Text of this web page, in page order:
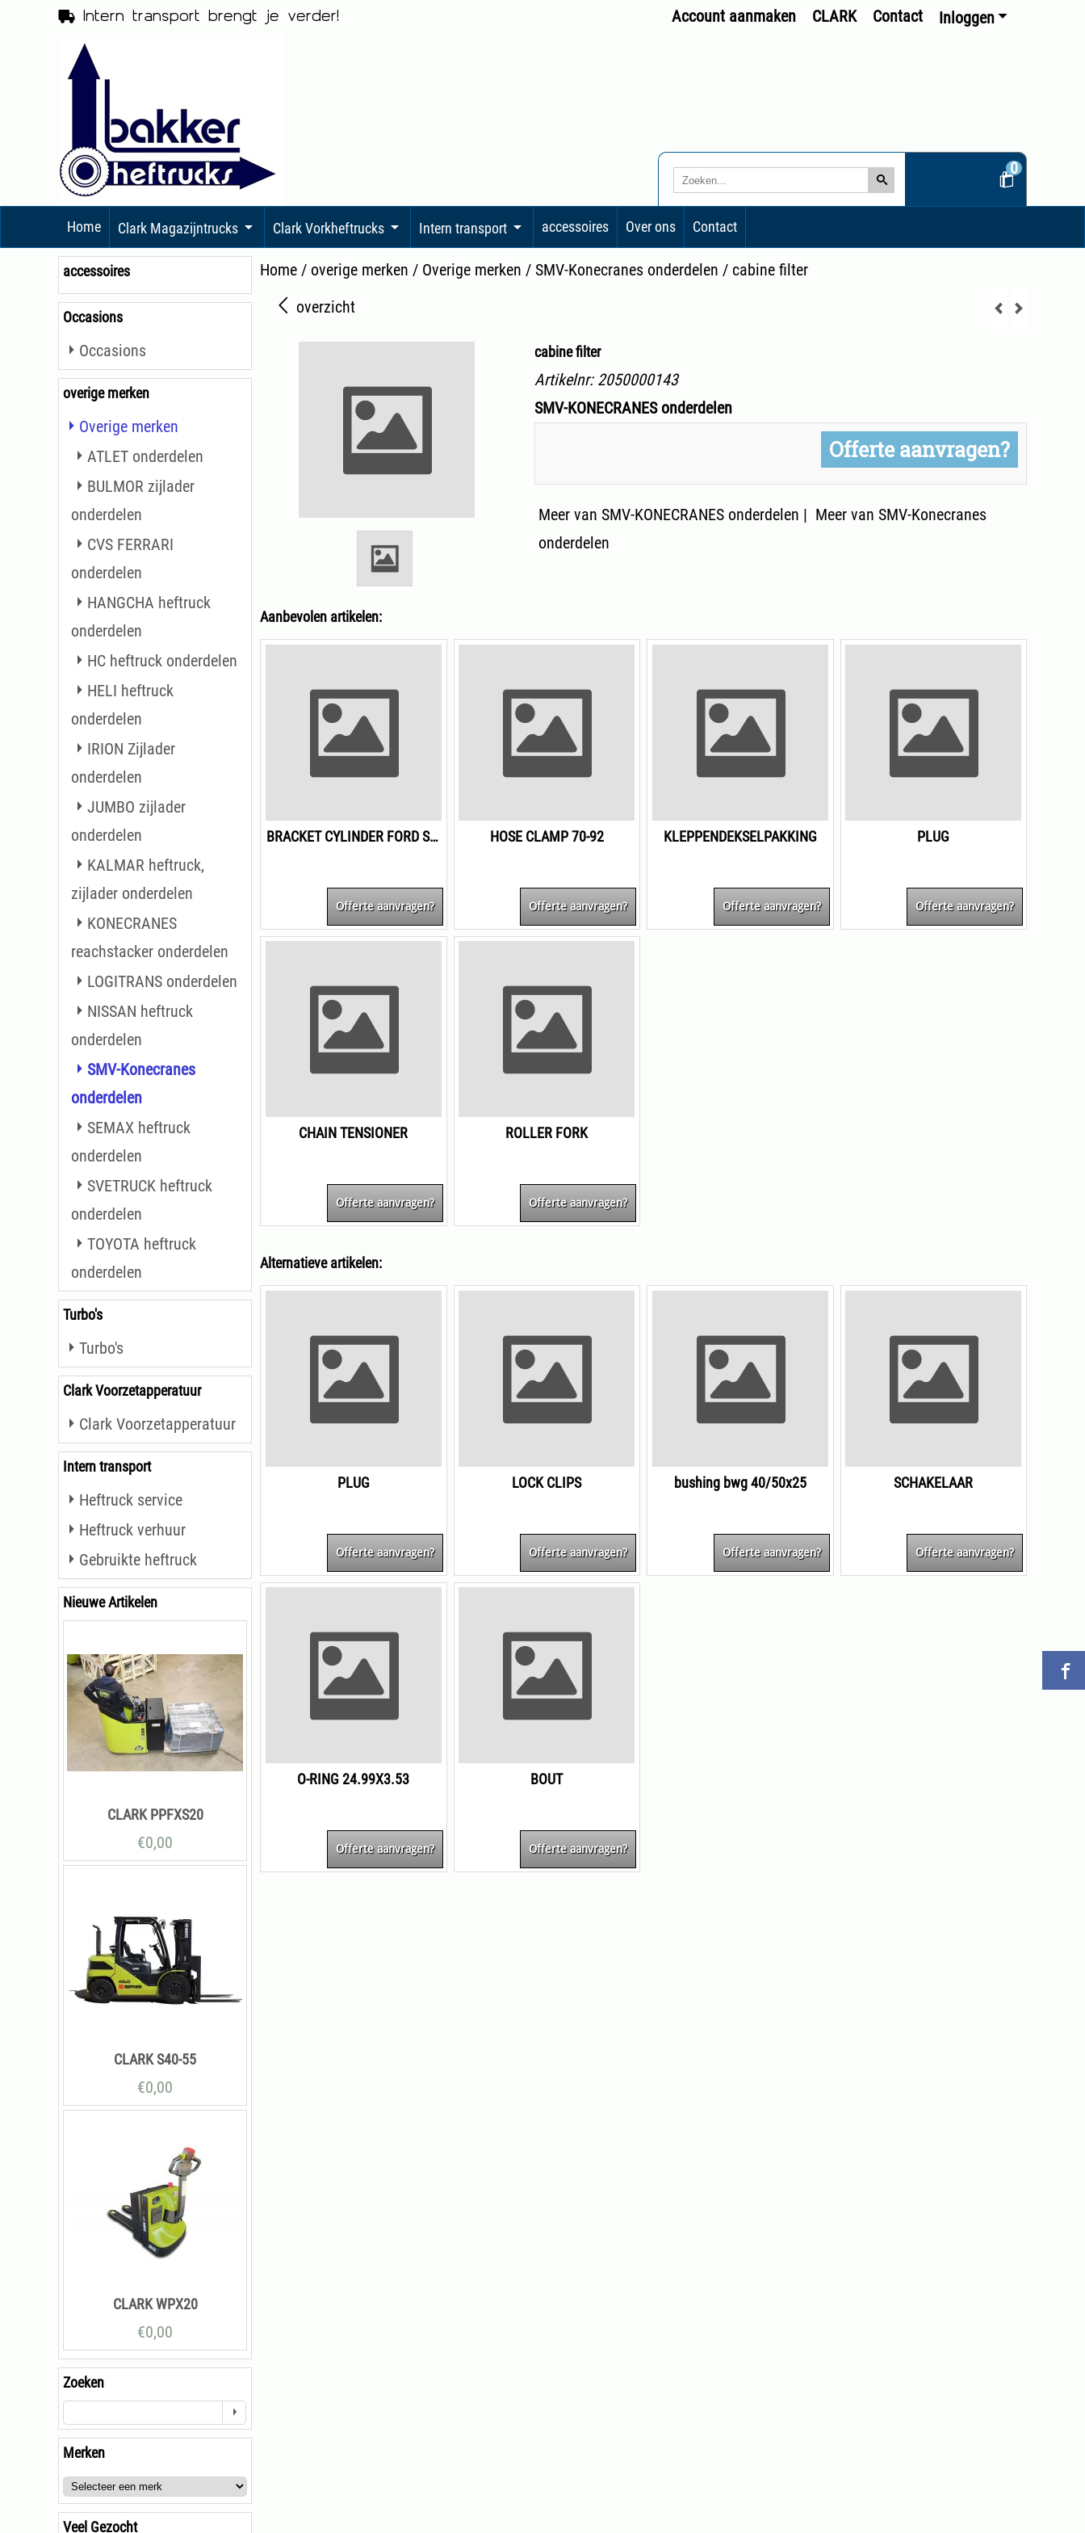
Intern transport brengt je verder! Inloggen
Account aanmaken CLARK Contact
0
Home Clark Magazijntrucks Clark Vorkheftrucks Intern transport accessoires Over ons Contact
accessoires
Occasions
Occasions
overige merken
Overige merken
ATLET onderdelen
BULMOR zijlader
onderdelen
CVS FERRARI
onderdelen
HANGCHA heftruck
onderdelen
HC heftruck onderdelen
HELI heftruck
onderdelen
IRION Zijlader
onderdelen
JUMBO zijlader
onderdelen
KALMAR heftruck,
zijlader onderdelen
KONECRANES
reachstacker onderdelen
LOGITRANS onderdelen
NISSAN heftruck
onderdelen
SMV-Konecranes
onderdelen
SEMAX heftruck
onderdelen
SVETRUCK heftruck
onderdelen
TOYOTA heftruck
onderdelen
Turbo's
Turbo's
Clark Voorzetapperatuur
Clark Voorzetapperatuur
Intern transport
Heftruck service
Heftruck verhuur
Gebruikte heftruck
Nieuwe Artikelen
CLARK PPFXS20
€0,00
CLARK S40-55
€0,00
CLARK WPX20
€0,00
Zoeken
Merken
Veel Gezocht
Home / overige merken / Overige merken / SMV-Konecranes onderdelen / cabine filter
overzicht
cabine filter
Artikelnr: 2050000143
SMV-KONECRANES onderdelen
Offerte aanvragen?
Meer van SMV-KONECRANES onderdelen | Meer van SMV-Konecranes
onderdelen
Aanbevolen artikelen:
BRACKET CYLINDER FORD SPRADER
Offerte aanvragen?
HOSE CLAMP 70-92
Offerte aanvragen?
KLEPPENDEKSELPAKKING
Offerte aanvragen?
PLUG
Offerte aanvragen?
CHAIN TENSIONER
Offerte aanvragen?
ROLLER FORK
Offerte aanvragen?
Alternatieve artikelen:
PLUG
Offerte aanvragen?
LOCK CLIPS
Offerte aanvragen?
bushing bwg 40/50x25
Offerte aanvragen?
SCHAKELAAR
Offerte aanvragen?
O-RING 24.99X3.53
Offerte aanvragen?
BOUT
Offerte aanvragen?